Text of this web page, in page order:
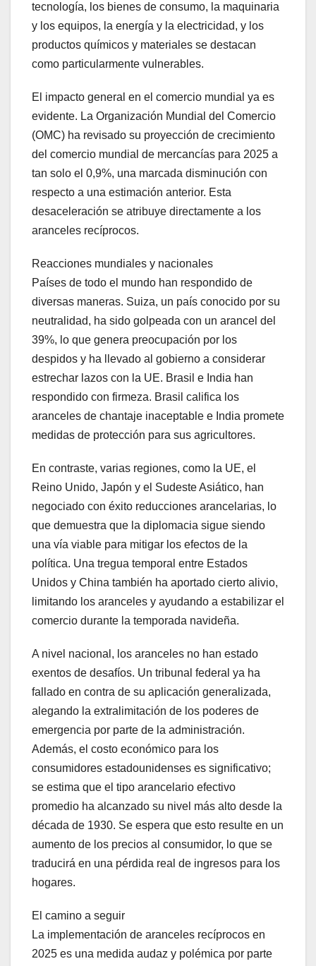
tecnología, los bienes de consumo, la maquinaria
y los equipos, la energía y la electricidad, y los
productos químicos y materiales se destacan
como particularmente vulnerables.
El impacto general en el comercio mundial ya es
evidente. La Organización Mundial del Comercio
(OMC) ha revisado su proyección de crecimiento
del comercio mundial de mercancías para 2025 a
tan solo el 0,9%, una marcada disminución con
respecto a una estimación anterior. Esta
desaceleración se atribuye directamente a los
aranceles recíprocos.
Reacciones mundiales y nacionales
Países de todo el mundo han respondido de
diversas maneras. Suiza, un país conocido por su
neutralidad, ha sido golpeada con un arancel del
39%, lo que genera preocupación por los
despidos y ha llevado al gobierno a considerar
estrechar lazos con la UE. Brasil e India han
respondido con firmeza. Brasil califica los
aranceles de chantaje inaceptable e India promete
medidas de protección para sus agricultores.
En contraste, varias regiones, como la UE, el
Reino Unido, Japón y el Sudeste Asiático, han
negociado con éxito reducciones arancelarias, lo
que demuestra que la diplomacia sigue siendo
una vía viable para mitigar los efectos de la
política. Una tregua temporal entre Estados
Unidos y China también ha aportado cierto alivio,
limitando los aranceles y ayudando a estabilizar el
comercio durante la temporada navideña.
A nivel nacional, los aranceles no han estado
exentos de desafíos. Un tribunal federal ya ha
fallado en contra de su aplicación generalizada,
alegando la extralimitación de los poderes de
emergencia por parte de la administración.
Además, el costo económico para los
consumidores estadounidenses es significativo;
se estima que el tipo arancelario efectivo
promedio ha alcanzado su nivel más alto desde la
década de 1930. Se espera que esto resulte en un
aumento de los precios al consumidor, lo que se
traducirá en una pérdida real de ingresos para los
hogares.
El camino a seguir
La implementación de aranceles recíprocos en
2025 es una medida audaz y polémica por parte